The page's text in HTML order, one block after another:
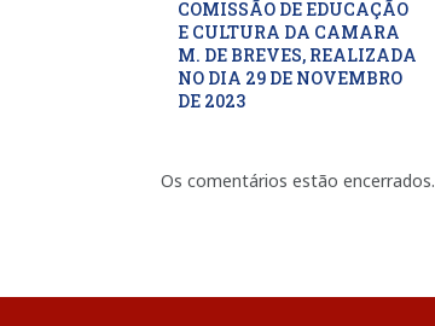
COMISSÃO DE EDUCAÇÃO
E CULTURA DA CAMARA
M. DE BREVES, REALIZADA
NO DIA 29 DE NOVEMBRO
DE 2023
Os comentários estão encerrados.